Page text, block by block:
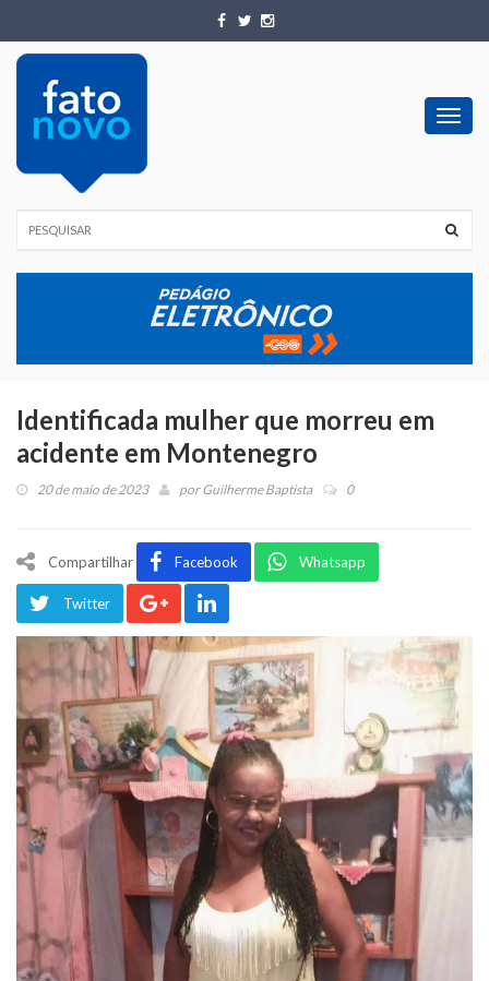
Identificada mulher que morreu em
acidente em Montenegro
20 de maio de 2023 porGuilherme Baptista 0
Compartilhar Facebook Whatsapp
Twitter